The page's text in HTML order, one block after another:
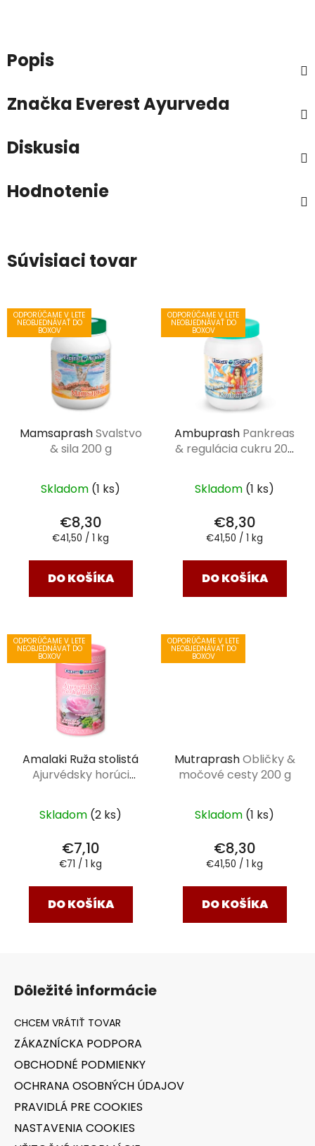
Popis
Značka Everest Ayurveda
Diskusia
Hodnotenie
Súvisiaci tovar
ODPORÚČAME V LETE
NEOBJEDNÁVAŤ DO
BOXOV
MamsaprashSvalstvo
& sila 200 g
Skladom (1 ks)
€8,30
Jednotková
€41,50 / 1 kg
DO KOŠÍKA
ODPORÚČAME V LETE
NEOBJEDNÁVAŤ DO
BOXOV
Ambuprash Pankreas
& regulácia cukru 200
Skladom (1 ks)
€8,30
Jednotková
€41,50 / 1 kg
DO KOŠÍKA
ODPORÚČAME V LETE
NEOBJEDNÁVAŤ DO
BOXOV
Amalaki Ruža stolistá
Ajurvédsky horúci
Skladom (2 ks)
€7,10
Jednotková
€71 / 1 kg
DO KOŠÍKA
ODPORÚČAME V LETE
NEOBJEDNÁVAŤ DO
BOXOV
MutraprashObličky &
močové cesty 200 g
Skladom (1 ks)
€8,30
Jednotková
€41,50 / 1 kg
DO KOŠÍKA
Dôležité informácie
ZÁKAZNÍCKA PODPORA
OBCHODNÉ PODMIENKY
OCHRANA OSOBNÝCH ÚDAJOV
PRAVIDLÁ PRE COOKIES
NASTAVENIA COOKIES